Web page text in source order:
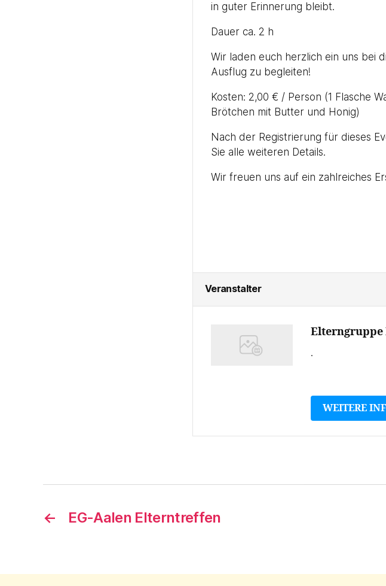
in guter Erinnerung bleibt.
Dauer ca. 2 h
Wir laden euch herzlich ein uns bei
Ausflug zu begleiten!
Kosten: 2,00 € / Person (1 Flasche
Brötchen mit Butter und Honig)
Nach der Registrierung für dieses
Sie alle weiteren Details.
Wir freuen uns auf ein zahlreiches
Veranstalter
Elterngruppe
.
WEITERE
← EG-Aalen Elterntreffen